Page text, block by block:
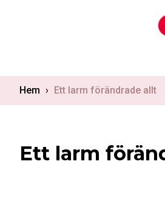
Hem › Ett larm förändrade allt
Ett larm